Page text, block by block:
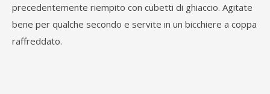
precedentemente riempito con cubetti di ghiaccio. Agitate
bene per qualche secondo e servite in un bicchiere a coppa
raffreddato.